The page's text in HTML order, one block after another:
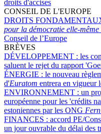
droits d'accises
CONSEIL DE L'EUROPE
DROITS
pour la démocratie elle-même
Conseil de l’Europe
BRÈVES
DÉVELOPPEMENT : les
saluent le rejet du rapport
ÉNERGIE : le nouveau
d'Euratom entrera en vigueur
ENVIRONNEMENT : un
européenne pour les 'crédits
estoniennes par les ONG Fern
FINANCES : accord PE/
un jour ouvrable du délai des